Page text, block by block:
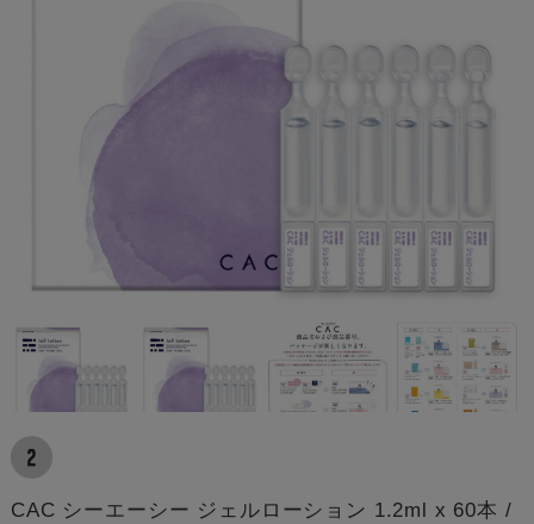
CAC シーエーシー ジェルローション 1.2ml x 60本 /